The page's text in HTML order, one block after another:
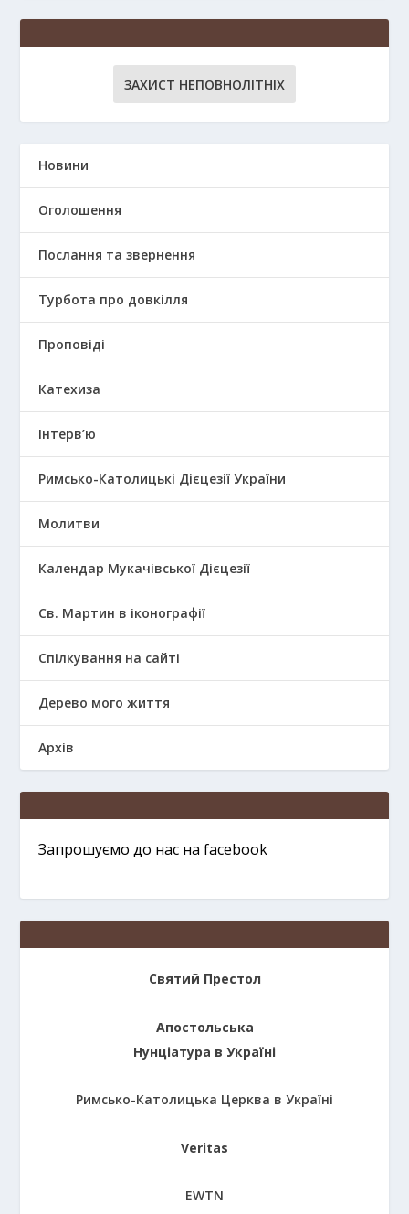
ЗАХИСТ НЕПОВНОЛІТНІХ
Новини
Оголошення
Послання та звернення
Турбота про довкілля
Проповіді
Катехиза
Інтерв’ю
Римсько-Католицькі Дієцезії України
Молитви
Календар Мукачівської Дієцезії
Св. Мартин в іконографії
Спілкування на сайті
Дерево мого життя
Архів
Запрошуємо до нас на facebook
Святий Престол
Апостольська
Нунціатура в Україні
Римсько-Католицька Церква в Україні
Veritas
EWTN